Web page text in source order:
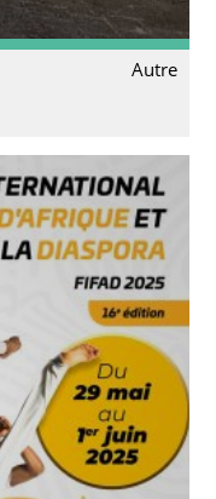
Autre